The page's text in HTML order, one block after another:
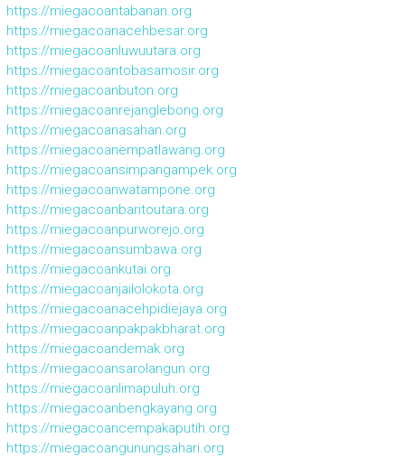
https://miegacoantabanan.org
https://miegacoanacehbesar.org
https://miegacoanluwuutara.org
https://miegacoantobasamosir.org
https://miegacoanbuton.org
https://miegacoanrejanglebong.org
https://miegacoanasahan.org
https://miegacoanempatlawang.org
https://miegacoansimpangampek.org
https://miegacoanwatampone.org
https://miegacoanbaritoutara.org
https://miegacoanpurworejo.org
https://miegacoansumbawa.org
https://miegacoankutai.org
https://miegacoanjailolokota.org
https://miegacoanacehpidiejaya.org
https://miegacoanpakpakbharat.org
https://miegacoandemak.org
https://miegacoansarolangun.org
https://miegacoanlimapuluh.org
https://miegacoanbengkayang.org
https://miegacoancempakaputih.org
https://miegacoangunungsahari.org